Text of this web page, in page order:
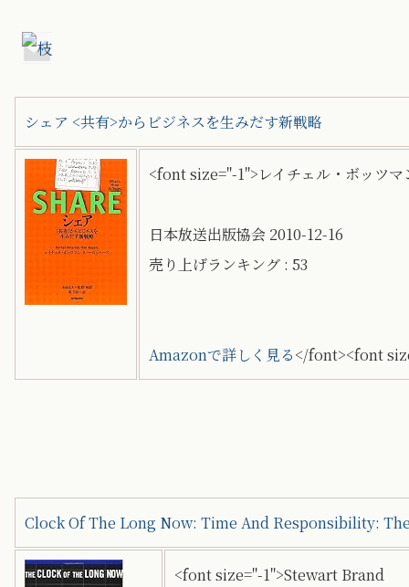
シェア <共有>からビジネスを生みだす新戦略
<font size="-1">レイチェル・ボッツマ
日本放送出版協会 2010-12-16
売り上げランキング : 53
Amazonで詳しく見る</font><font
Clock Of The Long Now: Time And Responsibility:
<font size="-1">Stewart Brand